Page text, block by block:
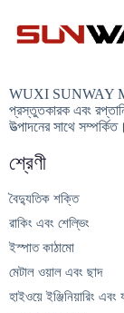
WUXI SUNWAY
প্রস্তুতকারক এবং
উত্পাদনের সাথে সম্পর্কিত।
শ্রেণী
বৈদ্যুতিক শক্তি
রাকিং এবং শেল্ভিং
ইস্পাত কাঠামো
মেটাল ওয়াল এবং ছাদ
হাইওয়ে ইঞ্জিনিয়ারিং এবং